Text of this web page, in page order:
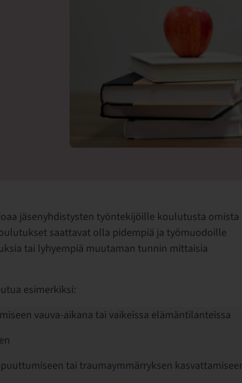
jäsenyhdistysten työntekijöille koulutusta omista
saattavat olla pidempiä ja työmuodoille
tai lyhyempiä muutaman tunnin mittaisia
esimerkiksi:
vauva-aikana tai vaikeissa elämäntilanteissa
tai traumaymmärryksen